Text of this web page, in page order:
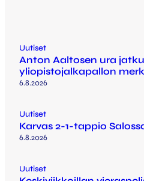
Uutiset
Anton Aaltosen ura
yliopistojalkapallon
6.8.2026
Uutiset
Karvas 2-1-tappio
6.8.2026
Uutiset